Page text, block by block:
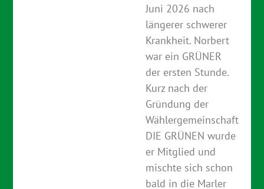
Juni 2026 nach
längerer schwerer
Krankheit. Norbert
war ein GRÜNER
der ersten Stunde.
Kurz nach der
Gründung der
Wählergemeinschaft
DIE GRÜNEN wurde
er Mitglied und
mischte sich schon
bald in die Marler